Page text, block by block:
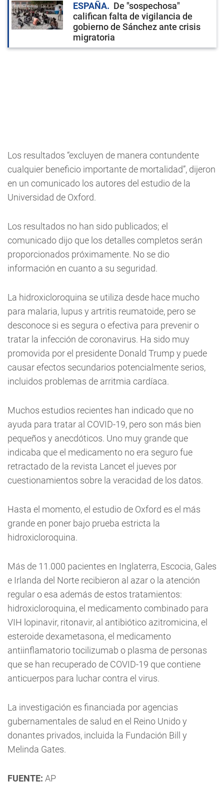
ESPAÑA
De "sospechosa"
califican falta de vigilancia de
gobierno de Sánchez ante crisis
migratoria
Los resultados “excluyen de manera contundente
cualquier beneficio importante de mortalidad”, dijeron
en un comunicado los autores del estudio de la
Universidad de Oxford.
Los resultados no han sido publicados; el
comunicado dijo que los detalles completos serán
proporcionados próximamente. No se dio
información en cuanto a su seguridad.
La hidroxicloroquina se utiliza desde hace mucho
para malaria, lupus y artritis reumatoide, pero se
desconoce si es segura o efectiva para prevenir o
tratar la infección de coronavirus. Ha sido muy
promovida por el presidente Donald Trump y puede
causar efectos secundarios potencialmente serios,
incluidos problemas de arritmia cardíaca.
Muchos estudios recientes han indicado que no
ayuda para tratar al COVID-19, pero son más bien
pequeños y anecdóticos. Uno muy grande que
indicaba que el medicamento no era seguro fue
retractado de la revista Lancet el jueves por
cuestionamientos sobre la veracidad de los datos.
Hasta el momento, el estudio de Oxford es el más
grande en poner bajo prueba estricta la
hidroxicloroquina.
Más de 11.000 pacientes en Inglaterra, Escocia, Gales
e Irlanda del Norte recibieron al azar o la atención
regular o esa además de estos tratamientos:
hidroxicloroquina, el medicamento combinado para
VIH lopinavir, ritonavir, al antibiótico azitromicina, el
esteroide dexametasona, el medicamento
antiinflamatorio tocilizumab o plasma de personas
que se han recuperado de COVID-19 que contiene
anticuerpos para luchar contra el virus.
La investigación es financiada por agencias
gubernamentales de salud en el Reino Unido y
donantes privados, incluida la Fundación Bill y
Melinda Gates.
FUENTE: AP